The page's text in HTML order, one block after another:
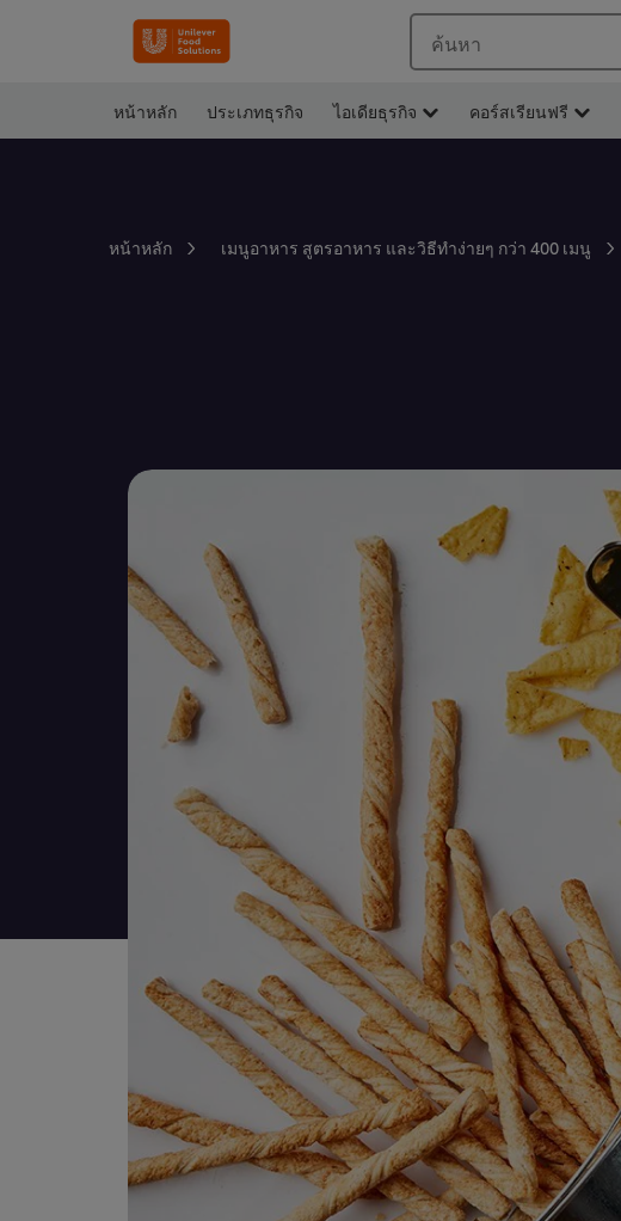
ค้นหา
หน้าหลัก ประเภทธุรกิจ ไอเดียธุรกิจ คอร์สเรียนฟรี
หน้าหลัก เมนูอาหาร สูตรอาหาร และวิธีทำง่ายๆ กว่า 400 เมนู